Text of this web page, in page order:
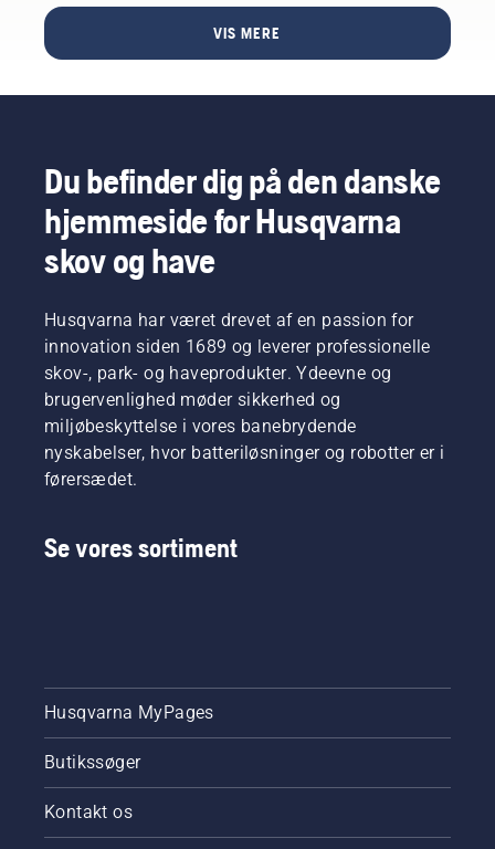
og
hjælper
os
håndvibrationer.
VIS MERE
Du befinder dig på den danske
hjemmeside for Husqvarna
skov og have
Husqvarna har været drevet af en passion for
innovation siden 1689 og leverer professionelle
skov-, park- og haveprodukter. Ydeevne og
brugervenlighed møder sikkerhed og
miljøbeskyttelse i vores banebrydende
nyskabelser, hvor batteriløsninger og robotter er i
førersædet.
Se vores sortiment
Husqvarna MyPages
Butikssøger
Kontakt os